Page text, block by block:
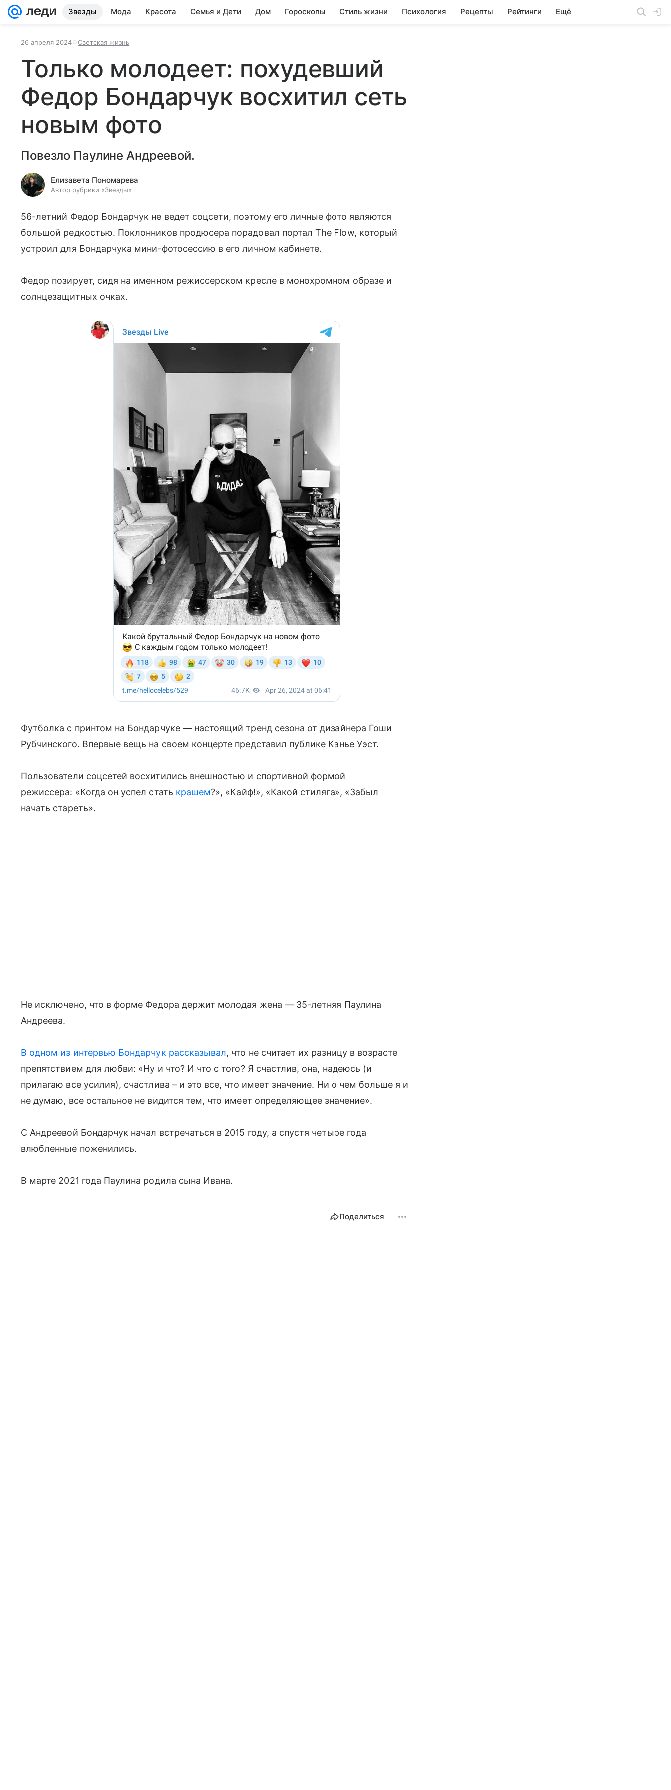
Звезды Мода Красота Семья и Дети Дом Гороскопы Стиль жизни Психология Рецепты Рейтинги Ещё
26 апреля 2024 Светская жизнь
Только молодеет: похудевший
Федор Бондарчук восхитил сеть
новым фото
Повезло Паулине Андреевой.
Елизавета Пономарева
Автор рубрики «Звезды»
56-летний Федор Бондарчук не ведет соцсети, поэтому его личные фото являются
большой редкостью. Поклонников продюсера порадовал портал The Flow, который
устроил для Бондарчука мини-фотосессию в его личном кабинете.
Федор позирует, сидя на именном режиссерском кресле в монохромном образе и
солнцезащитных очках.
Футболка с принтом на Бондарчуке — настоящий тренд сезона от дизайнера Гоши
Рубчинского. Впервые вещь на своем концерте представил публике Канье Уэст.
Пользователи соцсетей восхитились внешностью и спортивной формой
режиссера: «Когда он успел стать крашем?», «Кайф!», «Какой стиляга», «Забыл
начать стареть».
Не исключено, что в форме Федора держит молодая жена — 35-летняя Паулина
Андреева.
В одном из интервью Бондарчук рассказывал, что не считает их разницу в возрасте
препятствием для любви: «Ну и что? И что с того? Я счастлив, она, надеюсь (и
прилагаю все усилия), счастлива – и это все, что имеет значение. Ни о чем больше я и
не думаю, все остальное не видится тем, что имеет определяющее значение».
С Андреевой Бондарчук начал встречаться в 2015 году, а спустя четыре года
влюбленные поженились.
В марте 2021 года Паулина родила сына Ивана.
Поделиться